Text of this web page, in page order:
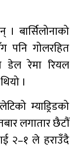
बार्सिलोनाको
गोलरहित
डेल रेमा रियल
।
म्याड्रिडको
लगातार छैटौं
२–१ ले हराउँदै